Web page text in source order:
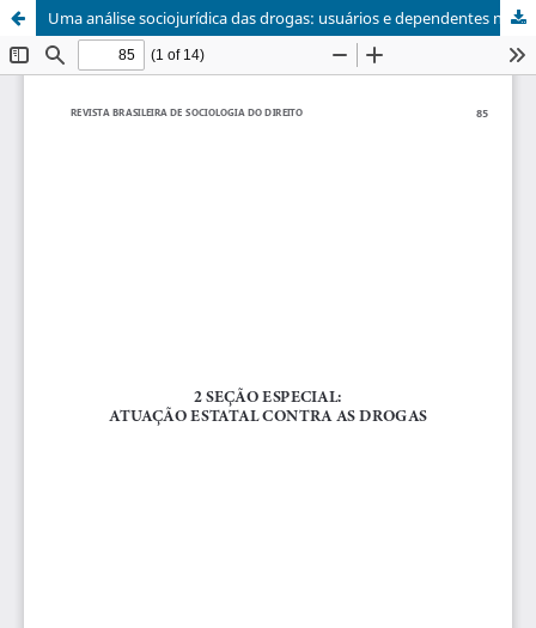
Uma análise sociojurídica das drogas: usuários e dependentes na Comunidade da Restinga e o sistema defasado do Estado